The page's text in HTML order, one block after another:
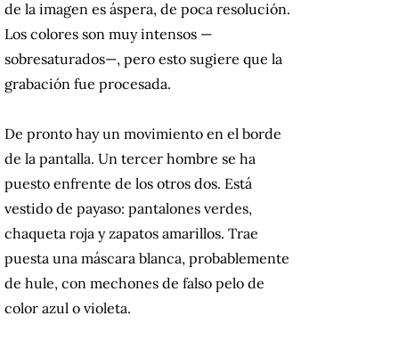
de la imagen es áspera, de poca resolución.
Los colores son muy intensos —
sobresaturados—, pero esto sugiere que la
grabación fue procesada.
De pronto hay un movimiento en el borde
de la pantalla. Un tercer hombre se ha
puesto enfrente de los otros dos. Está
vestido de payaso: pantalones verdes,
chaqueta roja y zapatos amarillos. Trae
puesta una máscara blanca, probablemente
de hule, con mechones de falso pelo de
color azul o violeta.